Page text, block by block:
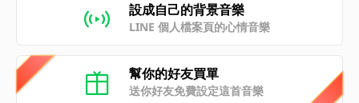
設成自己的背景音樂
LINE 個人檔案頁的心情音樂
幫你的好友買單
送你好友免費設定這首音樂